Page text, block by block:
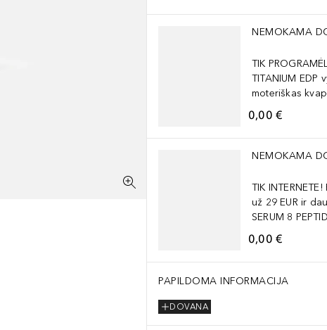
Praleisti slankiklį
NEMOKAMA
TIK
TITANIUM EDP
moteriškas
0,00 €
Praleisti slankiklį
NEMOKAMA
TIK
už 29 EUR ir
SERUM 8
0,00 €
PAPILDOMA INFORMACIJA
DOVANA